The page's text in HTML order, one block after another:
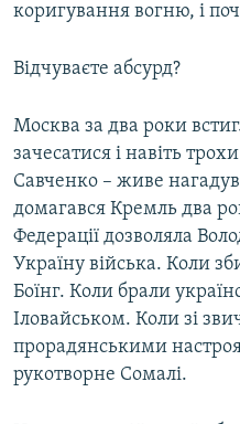
коригування вогню, і
Відчуваєте абсурд?
Москва за два роки
зачесатися і навіть
Савченко – живе
домагався Кремль два
Федерації дозволяла
Україну війська. Коли
Боїнг. Коли брали
Іловайськом. Коли зі
прорадянськими
рукотворне Сомалі.